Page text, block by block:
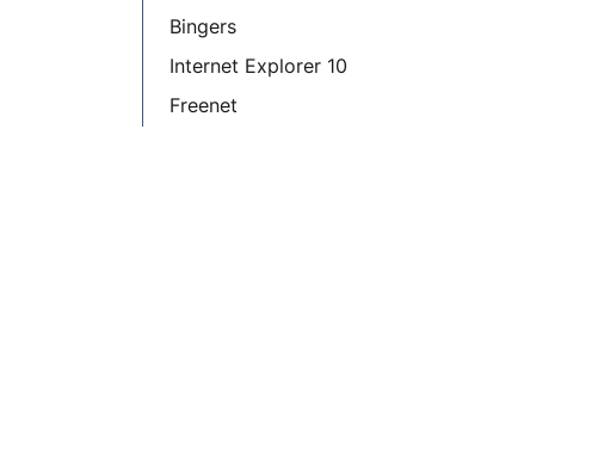
Bingers
Internet Explorer 10
Freenet